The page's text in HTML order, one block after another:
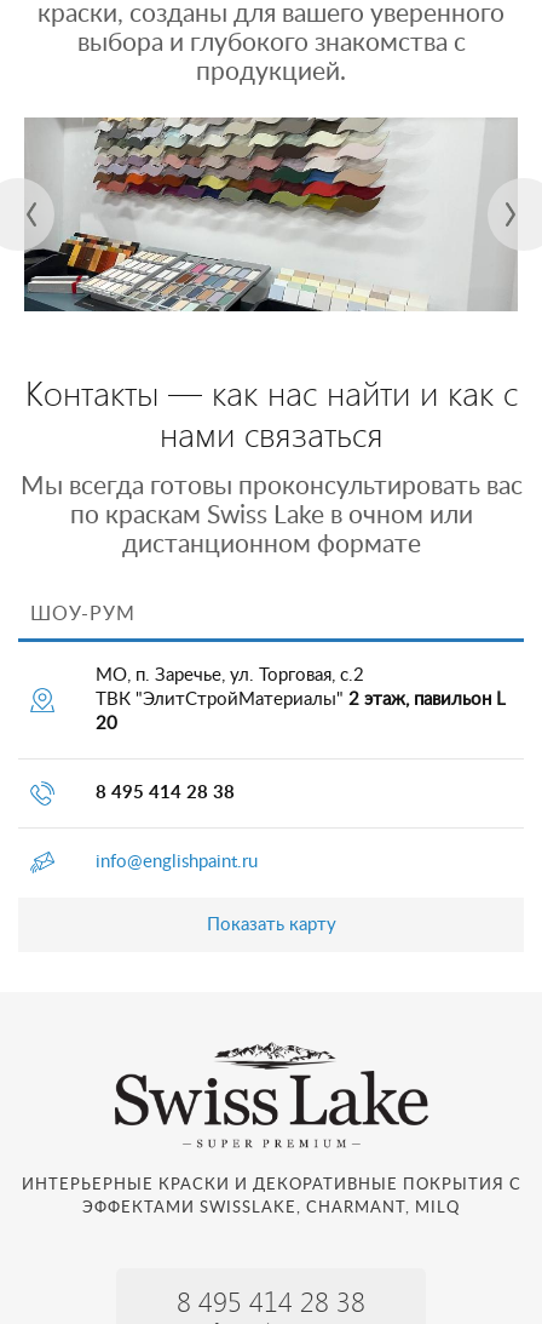
краски, созданы для вашего уверенного
выбора и глубокого знакомства с
продукцией.
Контакты — как нас найти и как с
нами связаться
Мы всегда готовы проконсультировать вас
по краскам Swiss Lake в очном или
дистанционном формате
ШОУ-РУМ
МО, п. Заречье, ул. Торговая, с.2
ТВК "ЭлитСтройМатериалы" 2 этаж, павильон L
20
8 495 414 28 38
info@englishpaint.ru
Показать карту
ИНТЕРЬЕРНЫЕ КРАСКИ И ДЕКОРАТИВНЫЕ ПОКРЫТИЯ С
ЭФФЕКТАМИ SWISSLAKE, CHARMANT, MILQ
8 495 414 28 38